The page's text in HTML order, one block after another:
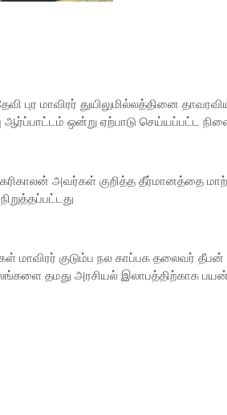
புர மாவிரர் துயிலுமில்லத்தினை
ஒன்று ஏற்பாடு செய்யப்பட்ட
கரிகாலன் அவர்கள் குறித்த தீர்மானத்தை
மாவிரர் குடும்ப நல காப்பக தலைவர் தீபன்
தமது அரசியல் இலாபத்திற்காக